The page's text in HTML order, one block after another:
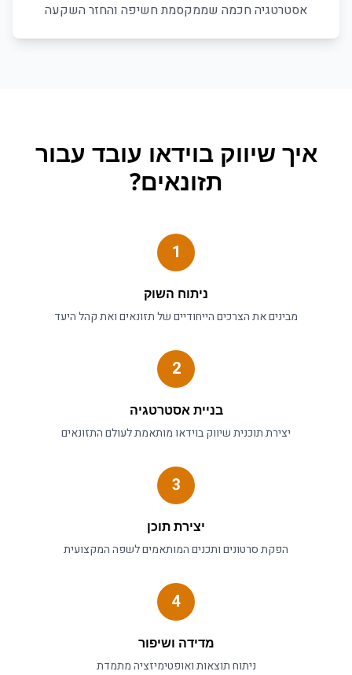
אסטרטגיה חכמה שממקסמת חשיפה והחזר השקעה
איך שיווק בוידאו עובד עבור
תזונאים?
1
ניתוח השוק
מבינים את הצרכים הייחודיים שלתזונאיםואת קהל היעד
2
בניית אסטרטגיה
יצירת תוכניתשיווק בוידאומותאמת לעולם התזונאים
3
יצירת תוכן
הפקת סרטונים ותכנים המותאמים לשפה המקצועית
4
מדידה ושיפור
ניתוח תוצאות ואופטימיזציה מתמדת